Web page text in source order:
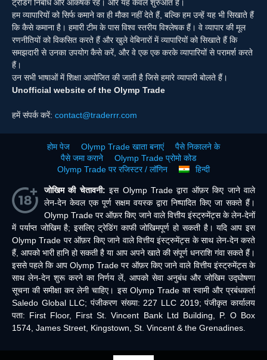
ट्रेडिंग निर्बाध और आकर्षक रहे। और यह केवल शुरुआत है।
हम व्यापारियों को सिर्फ कमाने का ही मौका नहीं देते हैं, बल्कि हम उन्हें यह भी सिखाते हैं
कि कैसे कमाना है। हमारी टीम के पास विश्व स्तरीय विश्लेषक हैं। वे व्यापार की मूल
रणनीतियों को विकसित करते हैं और खुले वेबिनारों में व्यापारियों को सिखाते हैं कि
समझदारी से उनका उपयोग कैसे करें, और वे एक एक करके व्यापारियों से परामर्श करते
हैं।
उन सभी भाषाओं में शिक्षा आयोजित की जाती है जिसे हमारे व्यापारी बोलते हैं।
Unofficial website of the Olymp Trade
हमें संपर्क करें: contact@traderrr.com
होम पेज Olymp Trade खाता बनाएं
पैसे निकालने के
पैसे जमा कराने
Olymp Trade प्रोमो कोड
Olymp Trade पर रजिस्टर / लॉगिन
हिन्दी
जोखिम की चेतावनी: इस Olymp Trade द्वारा ऑफ़र किए जाने वाले
लेन-देन केवल एक पूर्ण सक्षम वयस्क द्वारा निष्पादित किए जा सकते हैं।
Olymp Trade पर ऑफ़र किए जाने वाले वित्तीय इंस्ट्रुमेंट्स के लेन-देनों
में पर्याप्त जोखिम है; इसलिए ट्रेडिंग काफी जोखिमपूर्ण हो सकती है। यदि आप इस
Olymp Trade पर ऑफ़र किए जाने वाले वित्तीय इंस्ट्रुमेंट्स के साथ लेन-देन करते
हैं, आपको भारी हानि हो सकती है या आप अपने खाते की संपूर्ण धनराशि गंवा सकते हैं।
इससे पहले कि आप Olymp Trade पर ऑफ़र किए जाने वाले वित्तीय इंस्ट्रुमेंट्स के
साथ लेन-देन शुरू करने का निर्णय लें, आपको सेवा अनुबंध और जोखिम उद्घोषणा
सूचना की समीक्षा कर लेनी चाहिए। इस Olymp Trade का स्वामी और प्रबंधकर्ता
Saledo Global LLC; पंजीकरण संख्या: 227 LLC 2019; पंजीकृत कार्यालय
पता: First Floor, First St. Vincent Bank Ltd Building, P. O Box
1574, James Street, Kingstown, St. Vincent & the Grenadines.